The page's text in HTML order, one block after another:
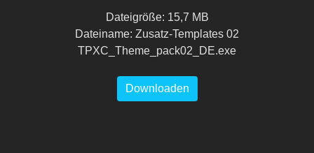
Dateigröße: 15,7 MB
Dateiname: Zusatz-Templates 02
TPXC_Theme_pack02_DE.exe
Downloaden